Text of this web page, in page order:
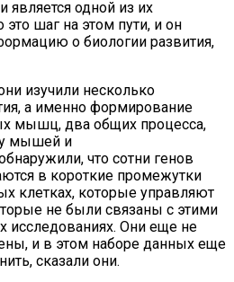
является одной из их
шаг на этом пути, и он
о биологии развития,
изучили несколько
а именно формирование
мышц, два общих процесса,
мышей и
что сотни генов
в короткие промежутки
клетках, которые управляют
не были связаны с этими
исследованиях. Они еще не
и в этом наборе данных еще
сказали они.